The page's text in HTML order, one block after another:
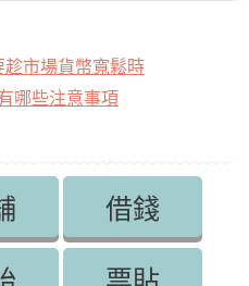
趁市場貨幣寬鬆時
哪些注意事項
借錢